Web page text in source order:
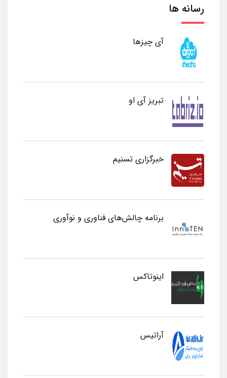
رسانه ها
آی چیزها
تبریز آی او
خبرگزاری تسنیم
برنامه چالش‌های فناوری و نوآوری
اینوتاکس
آراتیس